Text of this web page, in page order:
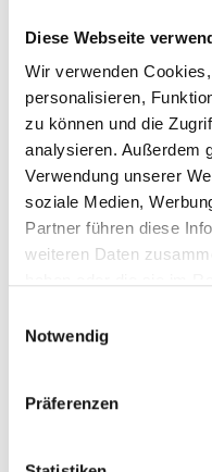
Diese Webseite
Wir verwenden
personalisieren,
zu können und die
analysieren. Außerdem
Verwendung unserer
soziale Medien,
Partner führen diese
weiteren Daten
Notwendig
Präferenzen
Sanktionen, sondern im
sicherheitsrelevanter
geforderten Punkte wie
Incident-
Business
sind keine formalen
Bausteine moderner IT-
verschiebt nicht nur
Resilienz.
Warum das